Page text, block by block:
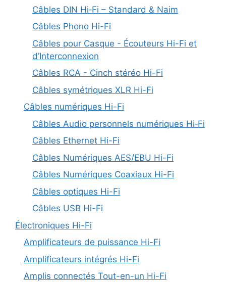
Câbles DIN Hi‑Fi – Standard & Naim
Câbles Phono Hi-Fi
Câbles pour Casque - Écouteurs Hi-Fi et
d’Interconnexion
Câbles RCA - Cinch stéréo Hi-Fi
Câbles symétriques XLR Hi-Fi
Câbles numériques Hi-Fi
Câbles Audio personnels numériques Hi‑Fi
Câbles Ethernet Hi-Fi
Câbles Numériques AES/EBU Hi-Fi
Câbles Numériques Coaxiaux Hi-Fi
Câbles optiques Hi-Fi
Câbles USB Hi-Fi
Électroniques Hi-Fi
Amplificateurs de puissance Hi-Fi
Amplificateurs intégrés Hi-Fi
Amplis connectés Tout-en-un Hi-Fi